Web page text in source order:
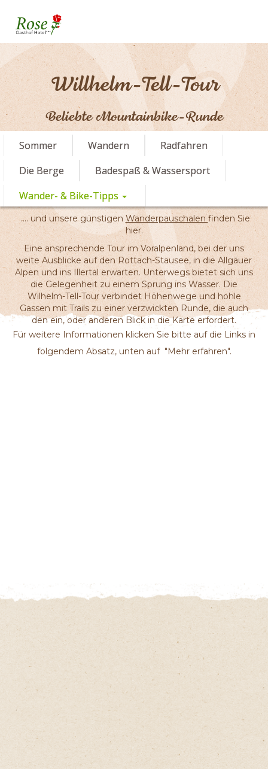
Willhelm-Tell-Tour
Beliebte Mountainbike-Runde
Sommer Wandern
Radfahren
Die Berge
Badespaß & Wassersport
Wander- & Bike-Tipps
.... und unsere günstigenWanderpauschalenfinden Sie
hier.
Eine ansprechende Tour im Voralpenland, bei der uns
weite Ausblicke auf den Rottach-Stausee, in die Allgäuer
Alpen und ins Illertal erwarten. Unterwegs bietet sich uns
die Gelegenheit zu einem Sprung ins Wasser. Die
Wilhelm-Tell-Tour verbindet Höhenwege und hohle
Gassen mit Trails zu einer verzwickten Runde, die auch
den ein, oder anderen Blick in die Karte erfordert.
Für weitere Informationen klicken Sie bitte auf die Links in
folgendem Absatz, unten auf"Mehr erfahren".